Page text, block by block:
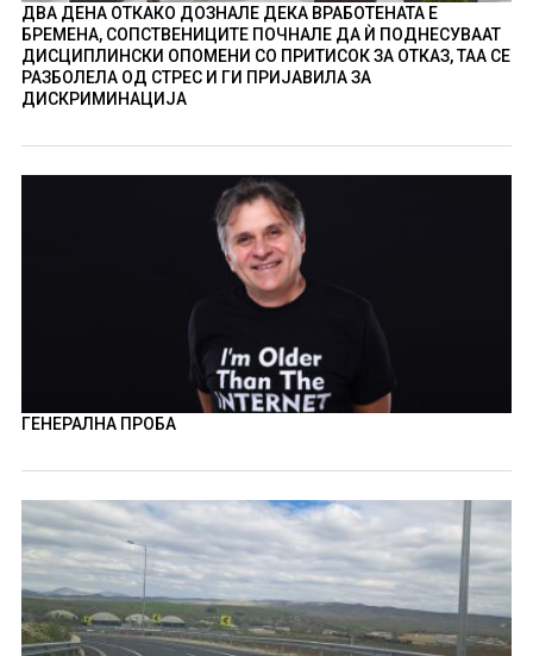
ДВА ДЕНА ОТКАКО ДОЗНАЛЕ ДЕКА ВРАБОТЕНАТА Е
БРЕМЕНА, СОПСТВЕНИЦИТЕ ПОЧНАЛЕ ДА Ѝ ПОДНЕСУВААТ
ДИСЦИПЛИНСКИ ОПОМЕНИ СО ПРИТИСОК ЗА ОТКАЗ, ТАА СЕ
РАЗБОЛЕЛА ОД СТРЕС И ГИ ПРИЈАВИЛА ЗА
ДИСКРИМИНАЦИЈА
ГЕНЕРАЛНА ПРОБА